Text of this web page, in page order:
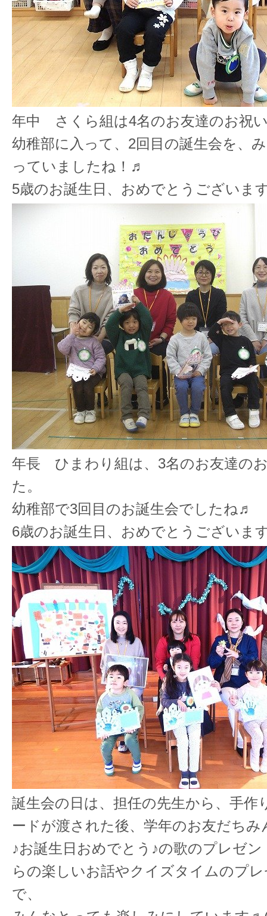
年中 さくら組は4名のお友達のお祝
幼稚部に入って、2回目の誕生会を、
っていましたね！♬
5歳のお誕生日、おめでとうございま
年長 ひまわり組は、3名のお友達の
た。
幼稚部で3回目のお誕生会でしたね♬
6歳のお誕生日、おめでとうございま
誕生会の日は、担任の先生から、手作
ードが渡された後、学年のお友だちみ
♪お誕生日おめでとう♪の歌のプレゼ
らの楽しいお話やクイズタイムのプ
で、